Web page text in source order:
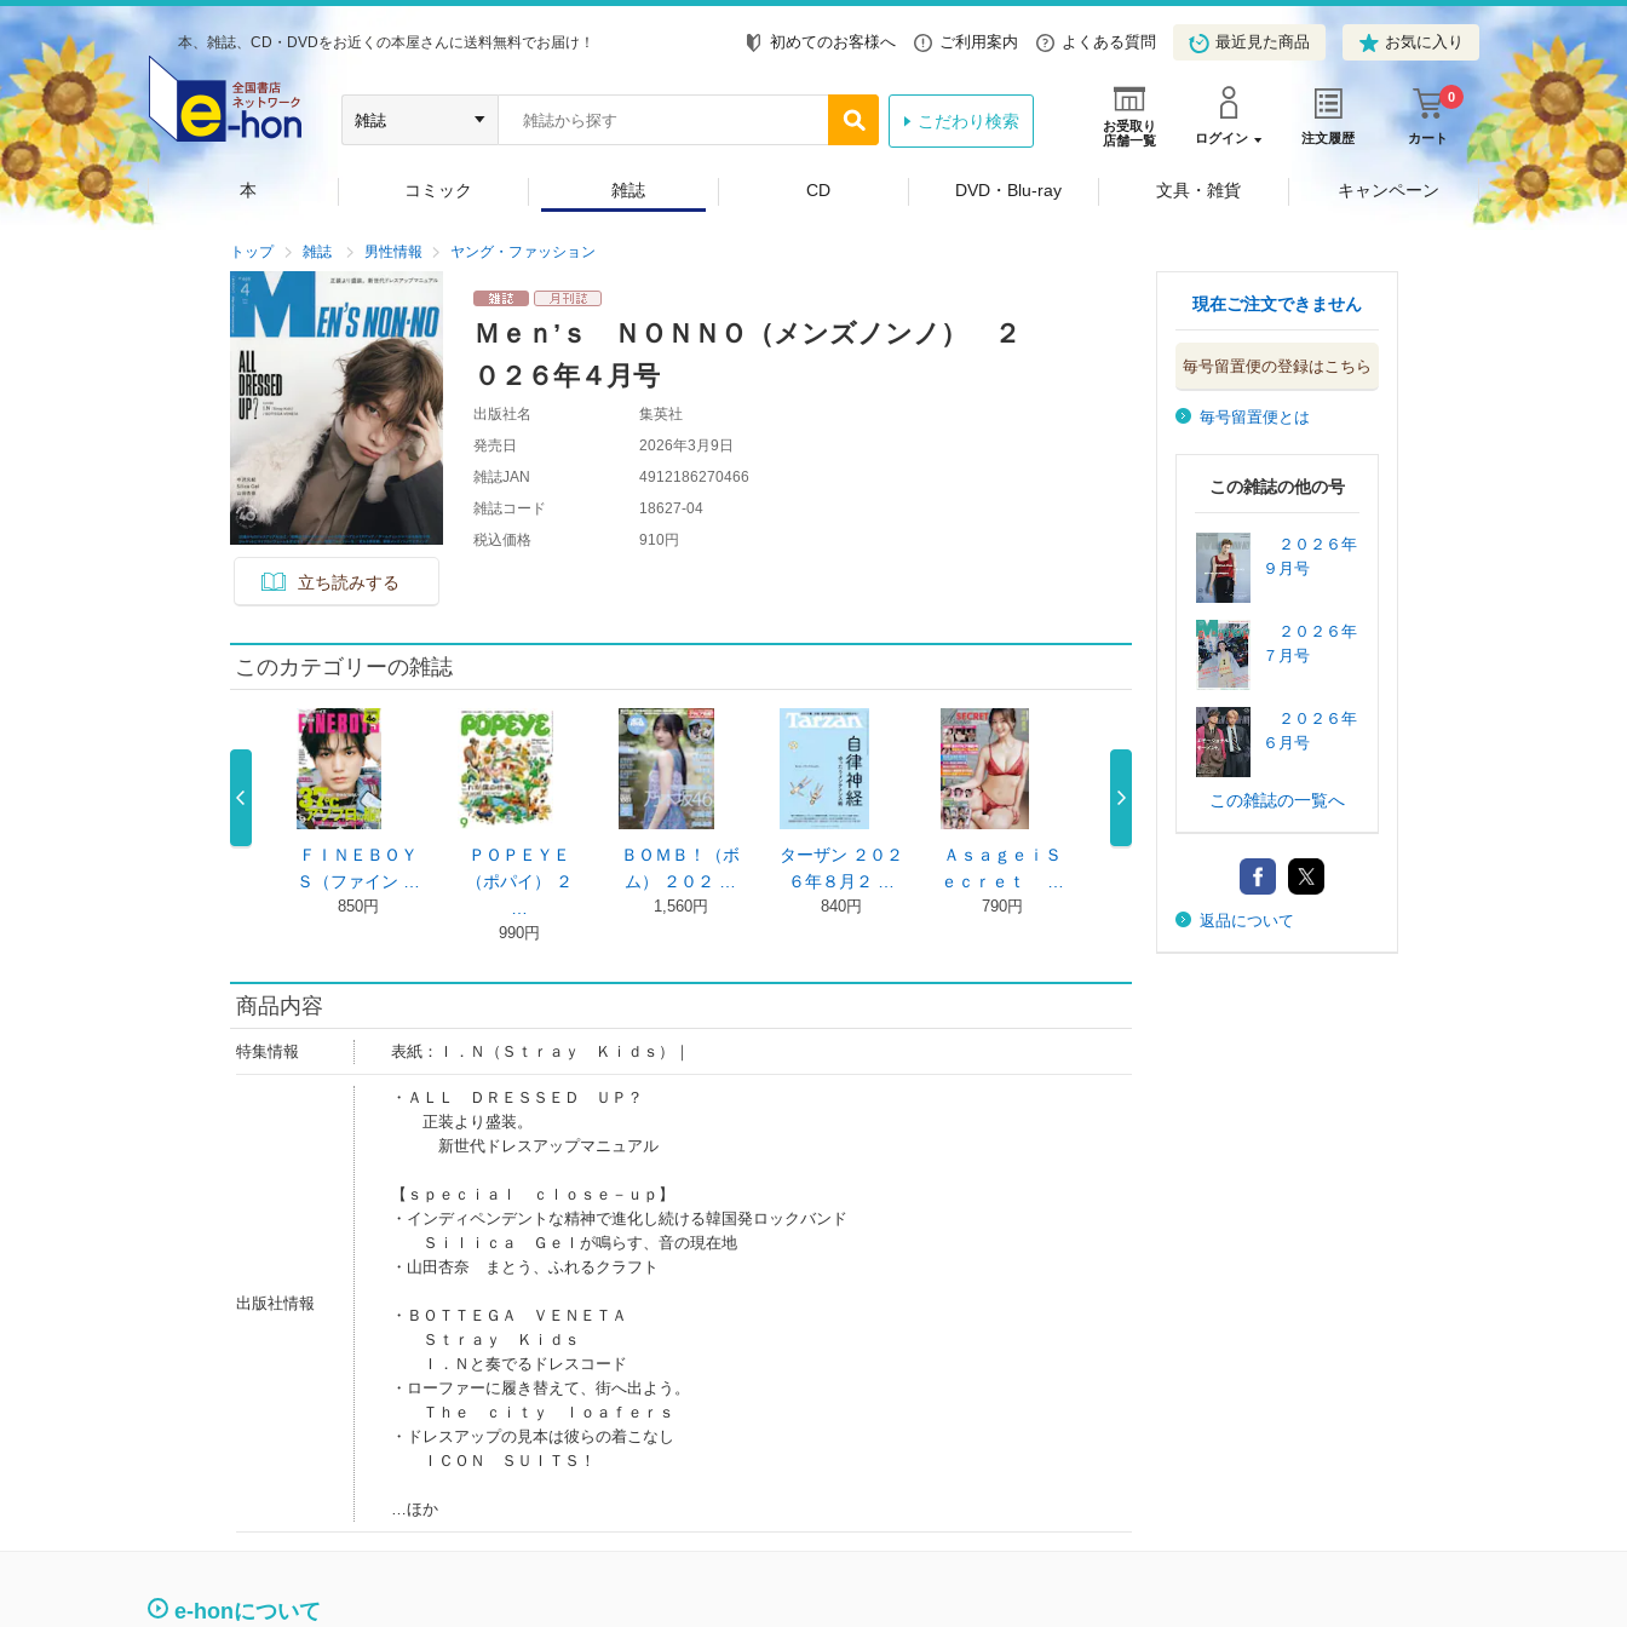
本、雑誌、CD・DVDをお近くの本屋さんに送料無料でお届け！ 初めてのお客様へ ご利用案内 よくある質問 最近見た商品 お気に入り
お受取り
店舗一覧
ログイン 注文履歴 カート
0
こだわり検索
本 コミック 雑誌 CD DVD・Blu-ray 文具・雑貨 キャンペーン
トップ 雑誌 男性情報 ヤング・ファッション
立ち読みする
Ｍｅｎ’ｓ ＮＯＮＮＯ（メンズノンノ） ２
０２６年４月号
出版社名
集英社
発売日
2026年3月9日
雑誌JAN
4912186270466
雑誌コード
18627-04
税込価格
910円
このカテゴリーの雑誌
ターザン ２０２
ＦＩＮＥＢＯＹ
Ｓ（ファイン …
850円
ＰＯＰＥＹＥ
（ポパイ） ２
990円
ＢＯＭＢ！（ボ
ム） ２０２ …
1,560円
ターザン ２０２
６年８月２ …
840円
ＡｓａｇｅｉＳ
ｅｃｒｅｔ …
790円
ＢＲＵＴＵＳ
930円
オーシャンズ
ウォッチ ２ …
商品内容
特集情報 表紙：Ｉ．Ｎ（Ｓｔｒａｙ Ｋｉｄｓ）｜
出版社情報
・ＡＬＬ ＤＲＥＳＳＥＤ ＵＰ？
正装より盛装。
新世代ドレスアップマニュアル
【ｓｐｅｃｉａｌ ｃｌｏｓｅ－ｕｐ】
・インディペンデントな精神で進化し続ける韓国発ロックバンド
Ｓｉｌｉｃａ Ｇｅｌが鳴らす、音の現在地
・山田杏奈 まとう、ふれるクラフト
・ＢＯＴＴＥＧＡ ＶＥＮＥＴＡ
Ｓｔｒａｙ Ｋｉｄｓ
Ｉ．Ｎと奏でるドレスコード
・ローファーに履き替えて、街へ出よう。
Ｔｈｅ ｃｉｔｙ ｌｏａｆｅｒｓ
・ドレスアップの見本は彼らの着こなし
ＩＣＯＮ ＳＵＩＴＳ！
…ほか
現在ご注文できません
毎号留置便の登録はこちら
毎号留置便とは
この雑誌の他の号
２０２６年
９月号
２０２６年
７月号
２０２６年
６月号
この雑誌の一覧へ
返品について
e-honについて